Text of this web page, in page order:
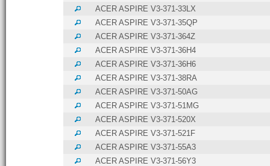
ACER ASPIRE V3-371-33LX
ACER ASPIRE V3-371-35QP
ACER ASPIRE V3-371-364Z
ACER ASPIRE V3-371-36H4
ACER ASPIRE V3-371-36H6
ACER ASPIRE V3-371-38RA
ACER ASPIRE V3-371-50AG
ACER ASPIRE V3-371-51MG
ACER ASPIRE V3-371-520X
ACER ASPIRE V3-371-521F
ACER ASPIRE V3-371-55A3
ACER ASPIRE V3-371-56Y3